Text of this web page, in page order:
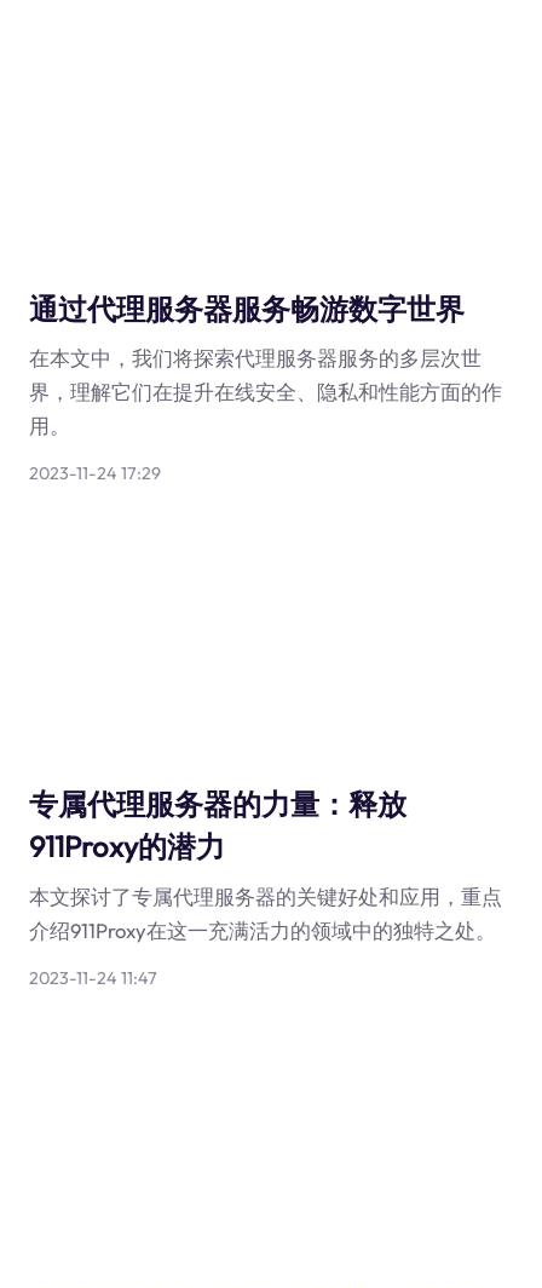
通过代理服务器服务畅游数字世界
在本文中，我们将探索代理服务器服务的多层次世
界，理解它们在提升在线安全、隐私和性能方面的作
用。
2023-11-24 17:29
专属代理服务器的力量：释放
911Proxy的潜力
本文探讨了专属代理服务器的关键好处和应用，重点
介绍911Proxy在这一充满活力的领域中的独特之处。
2023-11-24 11:47